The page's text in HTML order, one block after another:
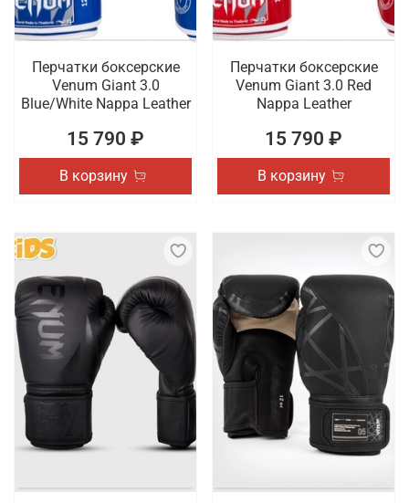
Перчатки боксерские
Venum Giant 3.0
Blue/White Nappa Leather
15 790 ₽
В корзину
Перчатки боксерские
Venum Giant 3.0 Red
Nappa Leather
15 790 ₽
В корзину